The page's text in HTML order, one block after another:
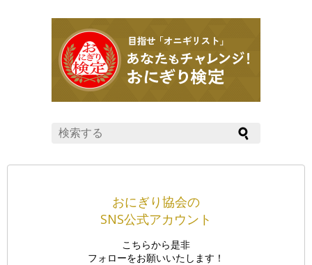
おにぎり協会の
SNS公式アカウント
こちらから是非
フォローをお願いいたします！